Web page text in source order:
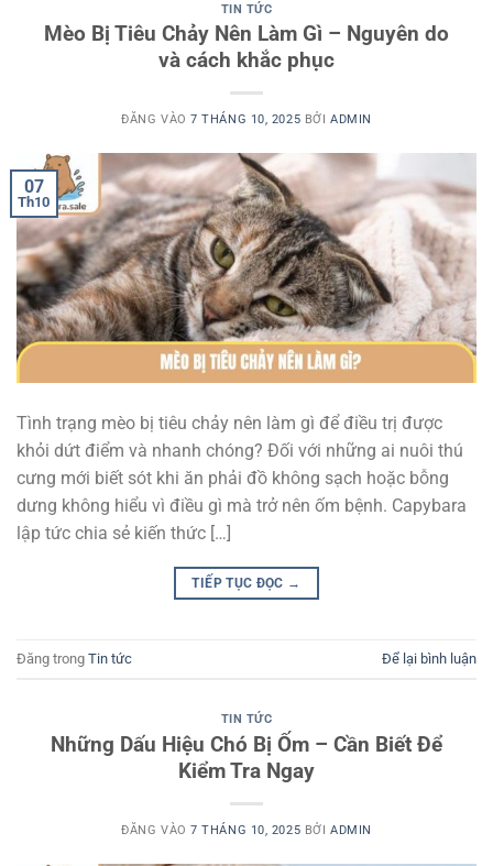
TIN TỨC
Mèo Bị Tiêu Chảy Nên Làm Gì – Nguyên do
và cách khắc phục
ĐĂNG VÀO7 THÁNG 10, 2025 BỞI ADMIN
07
Th10
Tình trạng mèo bị tiêu chảy nên làm gì để điều trị được
khỏi dứt điểm và nhanh chóng? Đối với những ai nuôi thú
cưng mới biết sót khi ăn phải đồ không sạch hoặc bỗng
dưng không hiểu vì điều gì mà trở nên ốm bệnh. Capybara
lập tức chia sẻ kiến thức […]
TIẾP TỤC ĐỌC →
Đăng trong Tin tức Để lại bình luận
TIN TỨC
Những Dấu Hiệu Chó Bị Ốm – Cần Biết Để
Kiểm Tra Ngay
ĐĂNG VÀO7 THÁNG 10, 2025 BỞI ADMIN